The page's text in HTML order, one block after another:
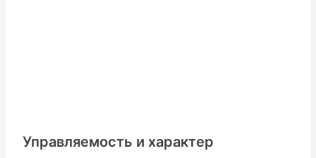
Управляемость и характер